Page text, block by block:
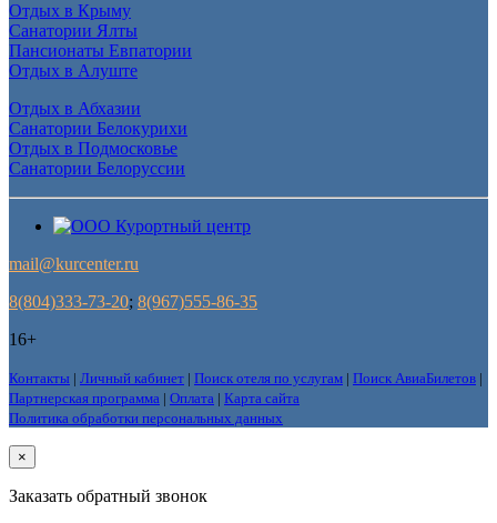
Отдых в Крыму
Санатории Ялты
Пансионаты Евпатории
Отдых в Алуште
Отдых в Абхазии
Санатории Белокурихи
Отдых в Подмосковье
Санатории Белоруссии
mail@kurcenter.ru
8(804)333-73-20; 8(967)555-86-35
16+
Контакты | Личный кабинет | Поиск отеля по услугам | Поиск АвиаБилетов |
Партнерская программа | Оплата | Карта сайта
Политика обработки персональных данных
×
Заказать обратный звонок